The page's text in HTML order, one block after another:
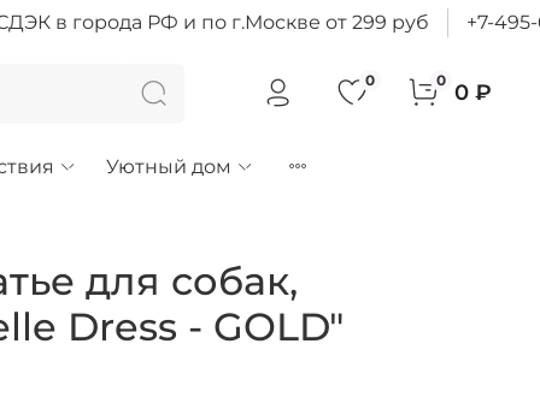
в города РФ и по г.Москве от 299 руб +7-
0 0 0 ₽
Уютный дом
для собак,
Dress - GOLD"